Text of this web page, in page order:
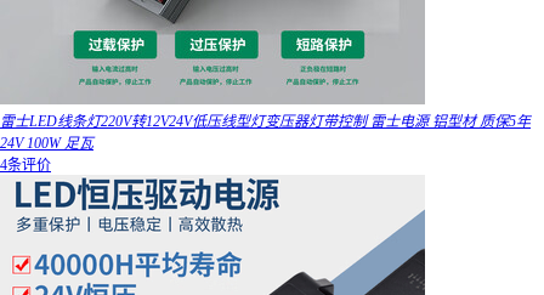
雷士LED线条灯220V转12V24V低压线型灯变压器灯带控制 雷士电源 铝型材 质保5年
24V 100W 足瓦
4条评价